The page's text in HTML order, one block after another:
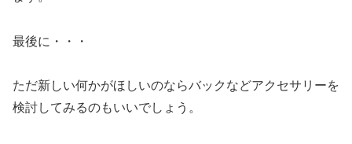
最後に・・・
ただ新しい何かがほしいのならバックなどアクセサリーを
検討してみるのもいいでしょう。